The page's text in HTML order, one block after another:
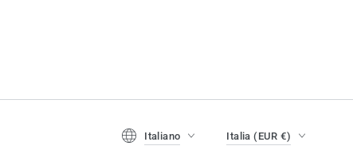
Lingua
Italiano Italia (EUR €)